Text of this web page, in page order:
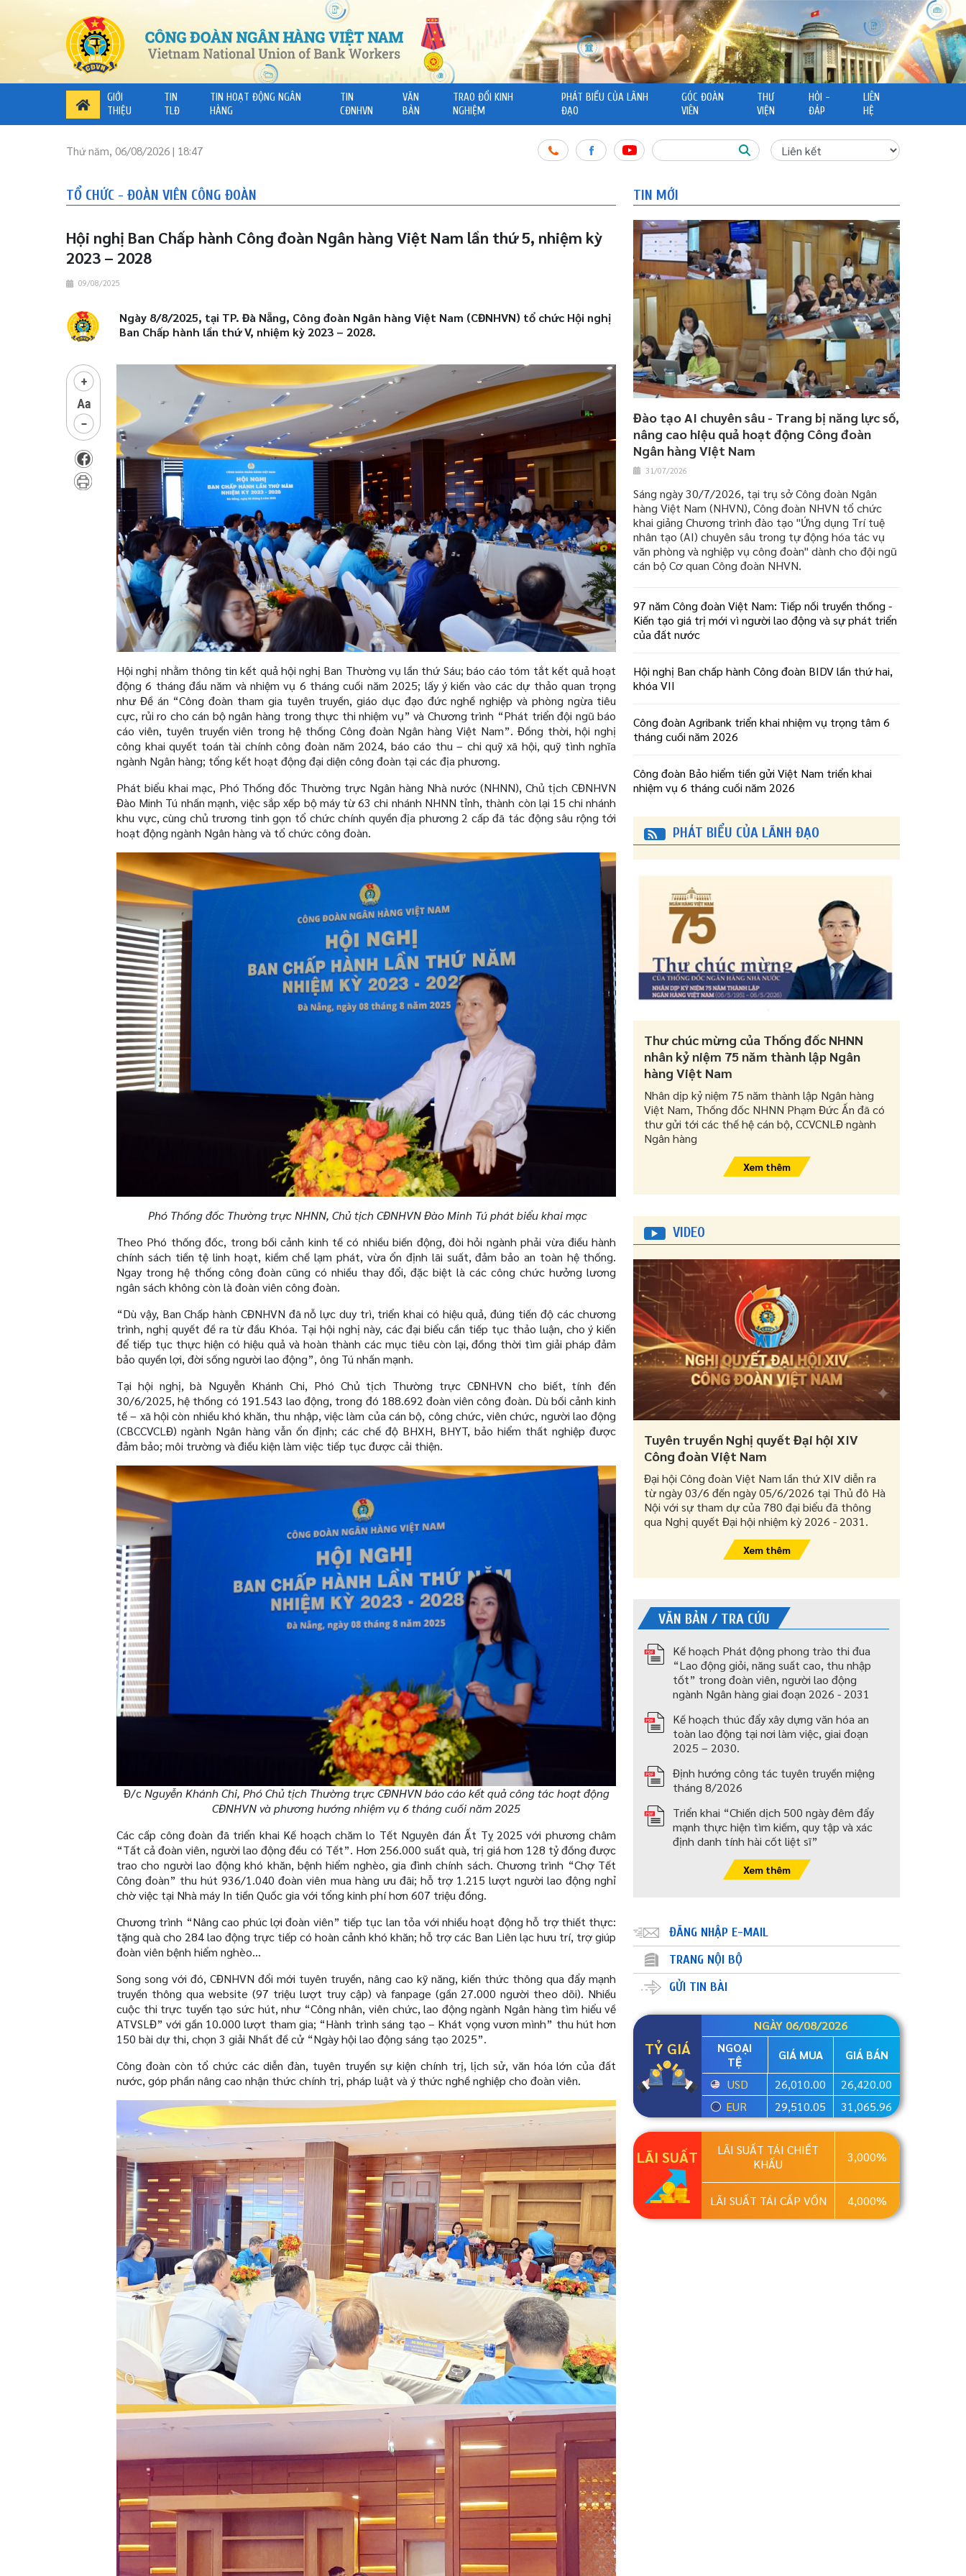
GIỚI
THIỆU
TIN
TLĐ
TIN HOẠT ĐỘNG NGÂN
HÀNG
TIN
CĐNHVN
VĂN
BẢN
TRAO ĐỔI KINH
NGHIỆM
PHÁT BIỂU CỦA LÃNH
ĐẠO
GÓC ĐOÀN
VIÊN
THƯ
VIỆN
HỎI -
ĐÁP
LIÊN
HỆ
Thứ năm, 06/08/2026 | 18:47
TỔ CHỨC - ĐOÀN VIÊN CÔNG ĐOÀN
Hội nghị Ban Chấp hành Công đoàn Ngân hàng Việt Nam lần thứ 5, nhiệm kỳ
2023 – 2028
09/08/2025
Ngày 8/8/2025, tại TP. Đà Nẵng, Công đoàn Ngân hàng Việt Nam (CĐNHVN) tổ chức Hội nghị
Ban Chấp hành lần thứ V, nhiệm kỳ 2023 – 2028.
Hội nghị nhằm thông tin kết quả hội nghị Ban Thường vụ lần thứ Sáu; báo cáo tóm tắt kết quả hoạt
động 6 tháng đầu năm và nhiệm vụ 6 tháng cuối năm 2025; lấy ý kiến vào các dự thảo quan trọng
như Đề án “Công đoàn tham gia tuyên truyền, giáo dục đạo đức nghề nghiệp và phòng ngừa tiêu
cực, rủi ro cho cán bộ ngân hàng trong thực thi nhiệm vụ” và Chương trình “Phát triển đội ngũ báo
cáo viên, tuyên truyền viên trong hệ thống Công đoàn Ngân hàng Việt Nam”. Đồng thời, hội nghị
công khai quyết toán tài chính công đoàn năm 2024, báo cáo thu – chi quỹ xã hội, quỹ tình nghĩa
ngành Ngân hàng; tổng kết hoạt động đại diện công đoàn tại các địa phương.
Phát biểu khai mạc, Phó Thống đốc Thường trực Ngân hàng Nhà nước (NHNN), Chủ tịch CĐNHVN
Đào Minh Tú nhấn mạnh, việc sắp xếp bộ máy từ 63 chi nhánh NHNN tỉnh, thành còn lại 15 chi nhánh
khu vực, cùng chủ trương tinh gọn tổ chức chính quyền địa phương 2 cấp đã tác động sâu rộng tới
hoạt động ngành Ngân hàng và tổ chức công đoàn.
Phó Thống đốc Thường trực NHNN, Chủ tịch CĐNHVN Đào Minh Tú phát biểu khai mạc
Theo Phó thống đốc, trong bối cảnh kinh tế có nhiều biến động, đòi hỏi ngành phải vừa điều hành
chính sách tiền tệ linh hoạt, kiềm chế lạm phát, vừa ổn định lãi suất, đảm bảo an toàn hệ thống.
Ngay trong hệ thống công đoàn cũng có nhiều thay đổi, đặc biệt là các công chức hưởng lương
ngân sách không còn là đoàn viên công đoàn.
“Dù vậy, Ban Chấp hành CĐNHVN đã nỗ lực duy trì, triển khai có hiệu quả, đúng tiến độ các chương
trình, nghị quyết đề ra từ đầu Khóa. Tại hội nghị này, các đại biểu cần tiếp tục thảo luận, cho ý kiến
để tiếp tục thực hiện có hiệu quả và hoàn thành các mục tiêu còn lại, đồng thời tìm giải pháp đảm
bảo quyền lợi, đời sống người lao động”, ông Tú nhấn mạnh.
Tại hội nghị, bà Nguyễn Khánh Chi, Phó Chủ tịch Thường trực CĐNHVN cho biết, tính đến
30/6/2025, hệ thống có 191.543 lao động, trong đó 188.692 đoàn viên công đoàn. Dù bối cảnh kinh
tế – xã hội còn nhiều khó khăn, thu nhập, việc làm của cán bộ, công chức, viên chức, người lao động
(CBCCVCLĐ) ngành Ngân hàng vẫn ổn định; các chế độ BHXH, BHYT, bảo hiểm thất nghiệp được
đảm bảo; môi trường và điều kiện làm việc tiếp tục được cải thiện.
Đ/cNguyễn Khánh Chi, Phó Chủ tịch Thường trực CĐNHVN báo cáo kết quả công tác hoạt động
CĐNHVN và phương hướng nhiệm vụ 6 tháng cuối năm 2025
Các cấp công đoàn đã triển khai Kế hoạch chăm lo Tết Nguyên đán Ất Tỵ 2025 với phương châm
“Tất cả đoàn viên, người lao động đều có Tết”. Hơn 256.000 suất quà, trị giá hơn 128 tỷ đồng được
trao cho người lao động khó khăn, bệnh hiểm nghèo, gia đình chính sách. Chương trình “Chợ Tết
Công đoàn” thu hút 936/1.040 đoàn viên mua hàng ưu đãi; hỗ trợ 1.215 lượt người lao động nghỉ
chờ việc tại Nhà máy In tiền Quốc gia với tổng kinh phí hơn 607 triệu đồng.
Chương trình “Nâng cao phúc lợi đoàn viên” tiếp tục lan tỏa với nhiều hoạt động hỗ trợ thiết thực:
tặng quà cho 284 lao động trực tiếp có hoàn cảnh khó khăn; hỗ trợ các Ban Liên lạc hưu trí, trợ giúp
đoàn viên bệnh hiểm nghèo…
Song song với đó, CĐNHVN đổi mới tuyên truyền, nâng cao kỹ năng, kiến thức thông qua đẩy mạnh
truyền thông qua website (97 triệu lượt truy cập) và fanpage (gần 27.000 người theo dõi). Nhiều
cuộc thi trực tuyến tạo sức hút, như “Công nhân, viên chức, lao động ngành Ngân hàng tìm hiểu về
ATVSLĐ” với gần 10.000 lượt tham gia; “Hành trình sáng tạo – Khát vọng vươn mình” thu hút hơn
150 bài dự thi, chọn 3 giải Nhất đề cử “Ngày hội lao động sáng tạo 2025”.
Công đoàn còn tổ chức các diễn đàn, tuyên truyền sự kiện chính trị, lịch sử, văn hóa lớn của đất
nước, góp phần nâng cao nhận thức chính trị, pháp luật và ý thức nghề nghiệp cho đoàn viên.
TIN MỚI
Đào tạo AI chuyên sâu - Trang bị năng lực số,
nâng cao hiệu quả hoạt động Công đoàn
Ngân hàng Việt Nam
31/07/2026
Sáng ngày 30/7/2026, tại trụ sở Công đoàn Ngân
hàng Việt Nam (NHVN), Công đoàn NHVN tổ chức
khai giảng Chương trình đào tạo "Ứng dụng Trí tuệ
nhân tạo (AI) chuyên sâu trong tự động hóa tác vụ
văn phòng và nghiệp vụ công đoàn" dành cho đội ngũ
cán bộ Cơ quan Công đoàn NHVN.
97 năm Công đoàn Việt Nam: Tiếp nối truyền thống -
Kiến tạo giá trị mới vì người lao động và sự phát triển
của đất nước
Hội nghị Ban chấp hành Công đoàn BIDV lần thứ hai,
khóa VII
Công đoàn Agribank triển khai nhiệm vụ trọng tâm 6
tháng cuối năm 2026
Công đoàn Bảo hiểm tiền gửi Việt Nam triển khai
nhiệm vụ 6 tháng cuối năm 2026
PHÁT BIỂU CỦA LÃNH ĐẠO
Thư chúc mừng của Thống đốc NHNN
nhân kỷ niệm 75 năm thành lập Ngân
hàng Việt Nam
Nhân dịp kỷ niệm 75 năm thành lập Ngân hàng
Việt Nam, Thống đốc NHNN Phạm Đức Ấn đã có
thư gửi tới các thế hệ cán bộ, CCVCNLĐ ngành
Ngân hàng
Xem thêm
VIDEO
Tuyên truyền Nghị quyết Đại hội XIV
Công đoàn Việt Nam
Đại hội Công đoàn Việt Nam lần thứ XIV diễn ra
từ ngày 03/6 đến ngày 05/6/2026 tại Thủ đô Hà
Nội với sự tham dự của 780 đại biểu đã thông
qua Nghị quyết Đại hội nhiệm kỳ 2026 - 2031.
Xem thêm
VĂN BẢN / TRA CỨU
Kế hoạch Phát động phong trào thi đua
“Lao động giỏi, năng suất cao, thu nhập
tốt” trong đoàn viên, người lao động
ngành Ngân hàng giai đoạn 2026 - 2031
Kế hoạch thúc đẩy xây dựng văn hóa an
toàn lao động tại nơi làm việc, giai đoạn
2025 – 2030.
Định hướng công tác tuyên truyền miệng
tháng 8/2026
Triển khai “Chiến dịch 500 ngày đêm đẩy
mạnh thực hiện tìm kiếm, quy tập và xác
định danh tính hài cốt liệt sĩ”
Xem thêm
ĐĂNG NHẬP E-MAIL
TRANG NỘI BỘ
GỬI TIN BÀI
TỶ GIÁ
NGÀY 06/08/2026
NGOẠI
TỆ
GIÁ MUA
GIÁ BÁN
USD
26,010.00
26,420.00
EUR
29,510.05 31,065.96
LÃI SUẤT
LÃI SUẤT TÁI CHIẾT
KHẤU
3,000%
LÃI SUẤT TÁI CẤP VỐN 4,000%